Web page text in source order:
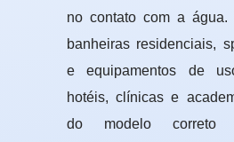
no contato com a
banheiras residenciais,
e equipamentos de
hotéis, clínicas e
do modelo correto